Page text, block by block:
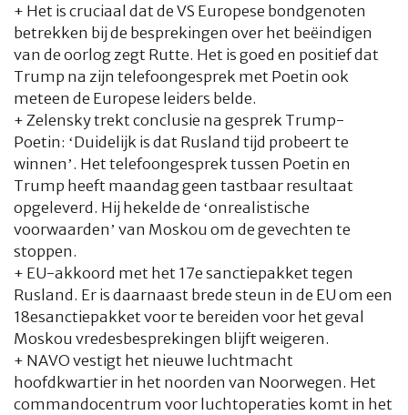
+ Het is cruciaal dat de VS Europese bondgenoten
betrekken bij de besprekingen over het beëindigen
van de oorlog zegt Rutte. Het is goed en positief dat
Trump na zijn telefoongesprek met Poetin ook
meteen de Europese leiders belde.
+ Zelensky trekt conclusie na gesprek Trump-
Poetin: ‘Duidelijk is dat Rusland tijd probeert te
winnen’. Het telefoongesprek tussen Poetin en
Trump heeft maandag geen tastbaar resultaat
opgeleverd. Hij hekelde de ‘onrealistische
voorwaarden’ van Moskou om de gevechten te
stoppen.
+ EU-akkoord met het 17e sanctiepakket tegen
Rusland. Er is daarnaast brede steun in de EU om een
18esanctiepakket voor te bereiden voor het geval
Moskou vredesbesprekingen blijft weigeren.
+ NAVO vestigt het nieuwe luchtmacht
hoofdkwartier in het noorden van Noorwegen. Het
commandocentrum voor luchtoperaties komt in het